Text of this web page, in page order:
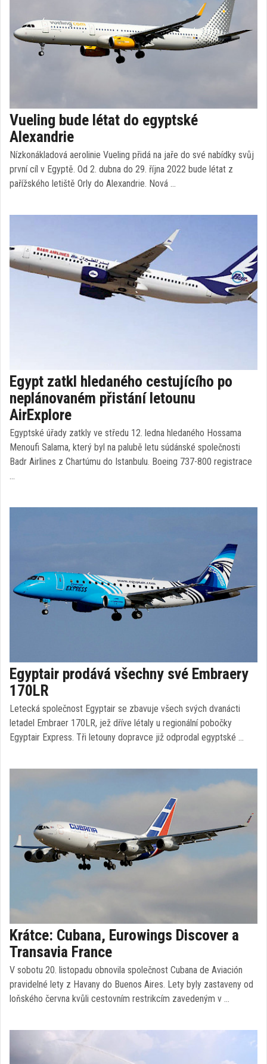
Vueling bude létat do egyptské
Alexandrie
Nízkonákladová aerolinie Vueling přidá na jaře do své nabídky svůj
první cíl v Egyptě. Od 2. dubna do 29. října 2022 bude létat z
pařížského letiště Orly do Alexandrie. Nová …
Egypt zatkl hledaného cestujícího po
neplánovaném přistání letounu
AirExplore
Egyptské úřady zatkly ve středu 12. ledna hledaného Hossama
Menoufi Salama, který byl na palubě letu súdánské společnosti
Badr Airlines z Chartúmu do Istanbulu. Boeing 737-800 registrace
…
Egyptair prodává všechny své Embraery
170LR
Letecká společnost Egyptair se zbavuje všech svých dvanácti
letadel Embraer 170LR, jež dříve létaly u regionální pobočky
Egyptair Express. Tři letouny dopravce již odprodal egyptské …
Krátce: Cubana, Eurowings Discover a
Transavia France
V sobotu 20. listopadu obnovila společnost Cubana de Aviación
pravidelné lety z Havany do Buenos Aires. Lety byly zastaveny od
loňského června kvůli cestovním restrikcím zavedeným v …